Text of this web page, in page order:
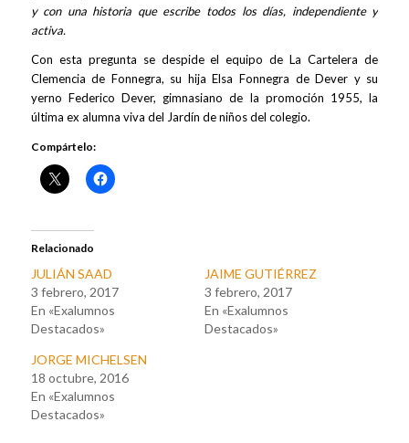
y con una historia que escribe todos los días, independiente y
activa.
Con esta pregunta se despide el equipo de La Cartelera de
Clemencia de Fonnegra, su hija Elsa Fonnegra de Dever y su
yerno Federico Dever, gimnasiano de la promoción 1955, la
última ex alumna viva del Jardín de niños del colegio.
Compártelo:
Relacionado
JULIÁN SAAD
3 febrero, 2017
En «Exalumnos
Destacados»
JAIME GUTIÉRREZ
3 febrero, 2017
En «Exalumnos
Destacados»
JORGE MICHELSEN
18 octubre, 2016
En «Exalumnos
Destacados»